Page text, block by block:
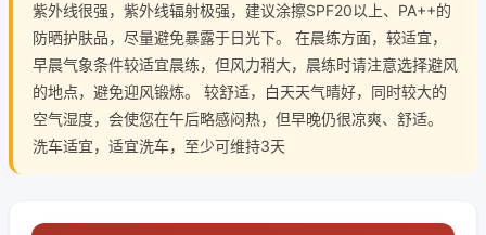
紫外线很强，紫外线辐射极强，建议涂擦SPF20以上、PA++的
防晒护肤品，尽量避免暴露于日光下。 在晨练方面，较适宜，
早晨气象条件较适宜晨练，但风力稍大，晨练时请注意选择避风
的地点，避免迎风锻炼。 较舒适，白天天气晴好，同时较大的
空气湿度，会使您在午后略感闷热，但早晚仍很凉爽、舒适。
洗车适宜，适宜洗车，至少可维持3天